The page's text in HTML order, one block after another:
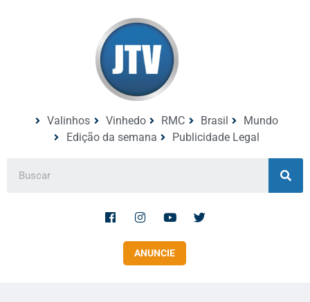
Valinhos Vinhedo RMC Brasil
Mundo
Edição da semana
Publicidade Legal
ANUNCIE